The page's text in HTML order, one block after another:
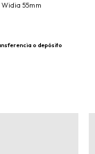
55mm
o depósito